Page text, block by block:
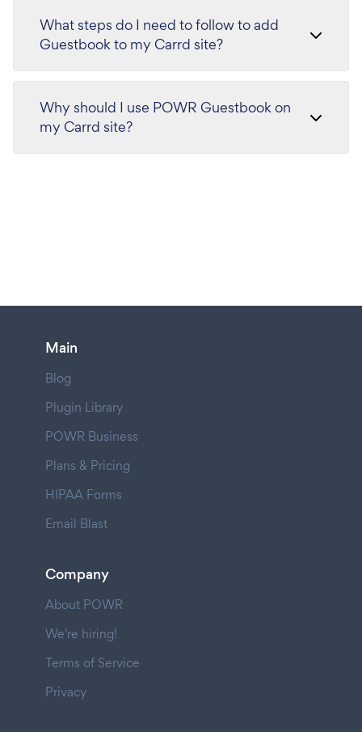
What steps do I need to follow to add
Guestbook to my Carrd site?
Why should I use POWR Guestbook on
my Carrd site?
Main
Blog
Plugin Library
POWR Business
Plans & Pricing
HIPAA Forms
Email Blast
Company
About POWR
We're hiring!
Terms of Service
Privacy